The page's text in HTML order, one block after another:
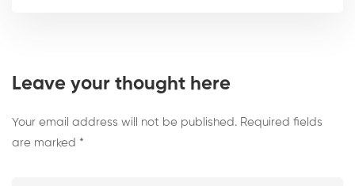
Leave your thought here
Your email address will not be published. Required fields
are marked *